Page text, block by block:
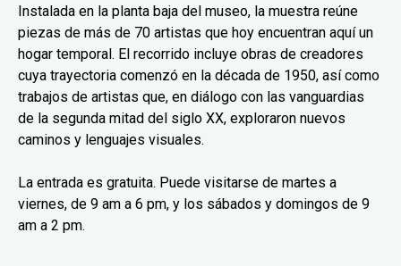
Instalada en la planta baja del museo, la muestra reúne
piezas de más de 70 artistas que hoy encuentran aquí un
hogar temporal. El recorrido incluye obras de creadores
cuya trayectoria comenzó en la década de 1950, así como
trabajos de artistas que, en diálogo con las vanguardias
de la segunda mitad del siglo XX, exploraron nuevos
caminos y lenguajes visuales.
La entrada es gratuita. Puede visitarse de martes a
viernes, de 9 am a 6 pm, y los sábados y domingos de 9
am a 2 pm.